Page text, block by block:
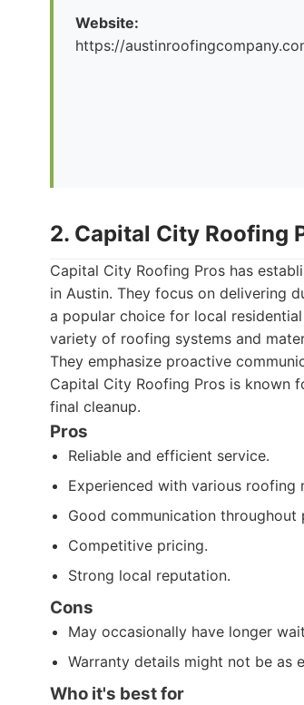
Website:
https://
2. Capital City Roofing
Capital City Roofing Pros has
in Austin. They focus on delivering
a popular choice for local
variety of roofing systems and
They emphasize proactive
Capital City Roofing Pros is known
final cleanup.
Pros
Reliable and efficient service.
Experienced with various roofing
Good communication throughout
Competitive pricing.
Strong local reputation.
Cons
May occasionally have longer
Warranty details might not be as
Who it's best for